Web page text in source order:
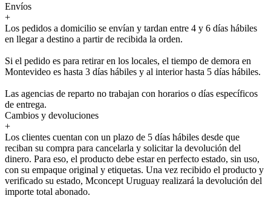
Envíos
+
Los pedidos a domicilio se envían y tardan entre 4 y 6 días hábiles
en llegar a destino a partir de recibida la orden.
Si el pedido es para retirar en los locales, el tiempo de demora en
Montevideo es hasta 3 días hábiles y al interior hasta 5 días hábiles.
Las agencias de reparto no trabajan con horarios o días específicos
de entrega.
Cambios y devoluciones
+
Los clientes cuentan con un plazo de 5 días hábiles desde que
reciban su compra para cancelarla y solicitar la devolución del
dinero. Para eso, el producto debe estar en perfecto estado, sin uso,
con su empaque original y etiquetas. Una vez recibido el producto y
verificado su estado, Mconcept Uruguay realizará la devolución del
importe total abonado.